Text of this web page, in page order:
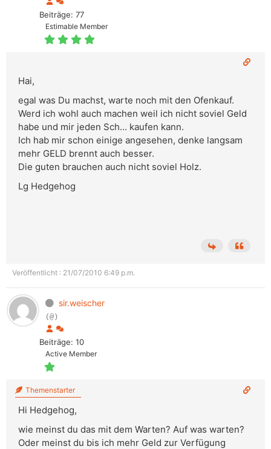
Beiträge: 77
Estimable Member
Hai,
egal was Du machst, warte noch mit den Ofenkauf.
Werd ich wohl auch machen weil ich nicht soviel Geld
habe und mir jeden Sch... kaufen kann.
Ich hab mir schon einige angesehen, denke langsam
mehr GELD brennt auch besser.
Die guten brauchen auch nicht soviel Holz.
Lg Hedgehog
Veröffentlicht : 21/07/2010 6:49 p.m.
sir.weischer
(@)
Beiträge: 10
Active Member
Themenstarter
Hi Hedgehog,
wie meinst du das mit dem Warten? Auf was warten?
Oder meinst du bis ich mehr Geld zur Verfügung